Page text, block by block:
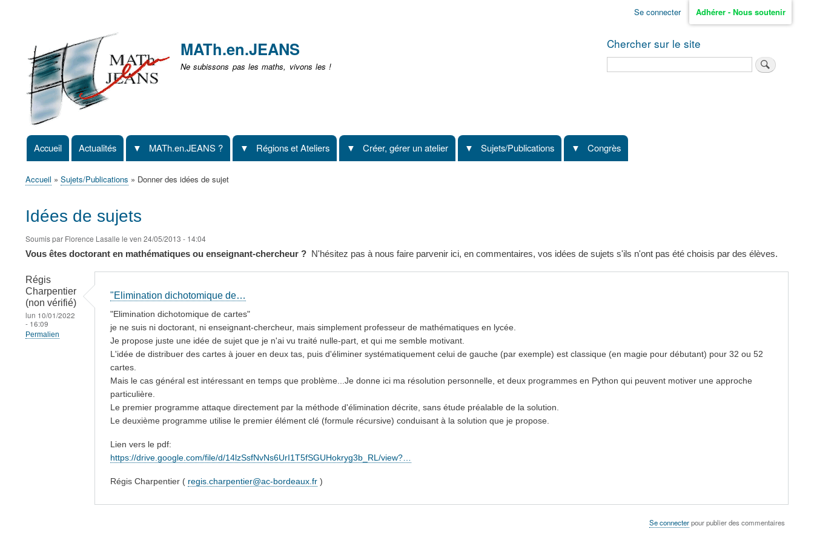
non
identifié
Se connecter Adhérer - Nous soutenir
MATh.en.JEANS
Ne subissons pas les maths, vivons les !
Chercher sur le site
Navigation
principale
Accueil Actualités MATh.en.JEANS ? Régions et Ateliers Créer, gérer un atelier Sujets/Publications Congrès
d'Ariane
Accueil Sujets/Publications Donner des idées de sujet
Idées de sujets
Soumis par Florence Lasalle le ven 24/05/2013 - 14:04
Vous êtes doctorant en mathématiques ou enseignant-chercheur ? N'hésitez pas à nous faire parvenir ici, en commentaires, vos idées de sujets s'ils n'ont pas été choisis par des élèves.
Régis
Charpentier
(non vérifié)
lun 10/01/2022
- 16:09
Permalien
"Elimination dichotomique de…
"Elimination dichotomique de cartes"
je ne suis ni doctorant, ni enseignant-chercheur, mais simplement professeur de mathématiques en lycée.
Je propose juste une idée de sujet que je n'ai vu traité nulle-part, et qui me semble motivant.
L'idée de distribuer des cartes à jouer en deux tas, puis d'éliminer systématiquement celui de gauche (par exemple) est classique (en magie pour débutant) pour 32 ou 52
cartes.
Mais le cas général est intéressant en temps que problème...Je donne ici ma résolution personnelle, et deux programmes en Python qui peuvent motiver une approche
particulière.
Le premier programme attaque directement par la méthode d'élimination décrite, sans étude préalable de la solution.
Le deuxième programme utilise le premier élément clé (formule récursive) conduisant à la solution que je propose.
Lien vers le pdf:
https://drive.google.com/file/d/14lzSsfNvNs6UrI1T5fSGUHokryg3b_RL/view?…
Régis Charpentier ( regis.charpentier@ac-bordeaux.fr )
Se connecterpour publier des commentaires